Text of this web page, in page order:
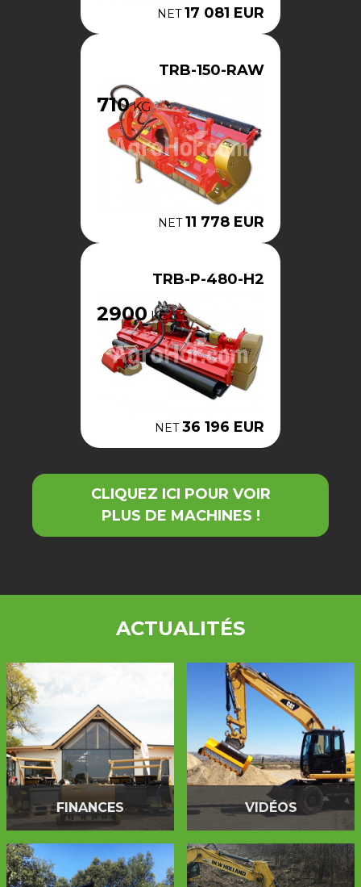
NET17 081 EUR
TRB-150-RAW
710KG
NET11 778 EUR
TRB-P-480-H2
2900 KG
NET36 196 EUR
CLIQUEZ ICI POUR VOIR
PLUS DE MACHINES !
ACTUALITÉS
FINANCES VIDÉOS